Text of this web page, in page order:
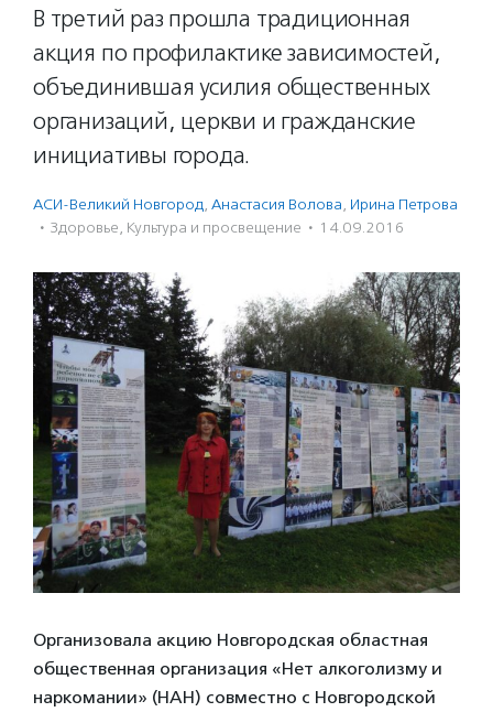
В третий раз прошла традиционная
акция по профилактике зависимостей,
объединившая усилия общественных
организаций, церкви и гражданские
инициативы города.
АСИ-Великий Новгород, Анастасия Волова, Ирина Петрова
· Здоровье, Культура и просвещение · 14.09.2016
Организовала акцию Новгородская областная
общественная организация «Нет алкоголизму и
наркомании» (НАН) совместно с Новгородской